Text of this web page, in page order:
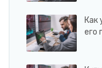
Как
его